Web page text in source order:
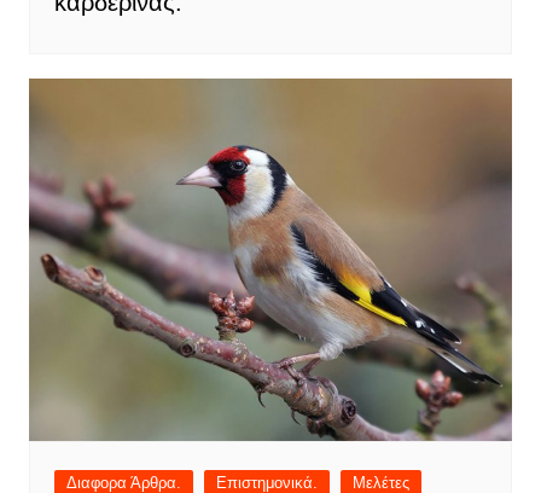
Διαφορα Άρθρα. Επιστημονικά.
Μελέτες